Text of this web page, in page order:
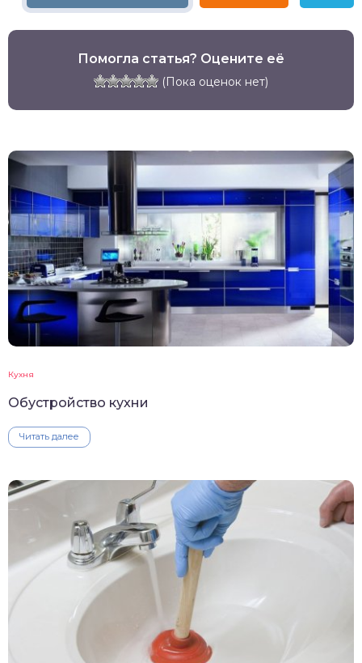
Помогла статья? Оцените её
(Пока оценок нет)
Кухня
Обустройство кухни
Читать далее